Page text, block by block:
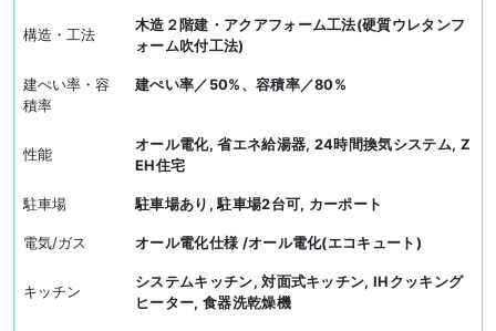
構造・工法
木造２階建・アクアフォーム工法(硬質ウレタンフ
ォーム吹付工法)
建ぺい率・容
積率
建ぺい率／50%、容積率／80%
性能
オール電化, 省エネ給湯器, 24時間換気システム, Z
EH住宅
駐車場 駐車場あり, 駐車場2台可, カーポート
電気/ガス オール電化仕様 /オール電化(エコキュート)
キッチン
システムキッチン, 対面式キッチン, IHクッキング
ヒーター, 食器洗乾燥機